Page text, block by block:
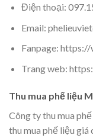
Điện thoại:
Email:
Fanpage:
Trang web:
Thu mua phế liệu
Công ty thu mua
thu mua phế liệu